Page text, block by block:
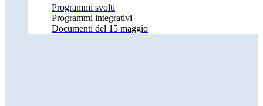
Programmi svolti
Programmi integrativi
Documenti del 15 maggio